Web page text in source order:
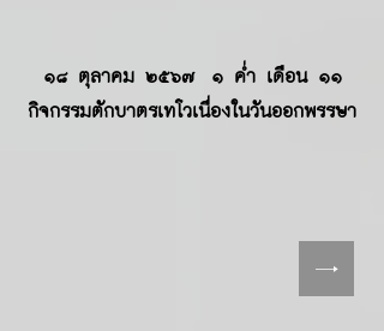
๑๘ ตุลาคม ๒๕๖๗ ๑ ค่ำ เดือน ๑๑
กิจกรรมตักบาตรเทโวเนื่องในวันออกพรรษา